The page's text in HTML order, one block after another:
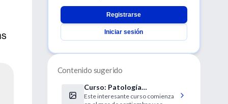
Registrarse
Iniciar sesión
Contenido sugerido
Curso: Patología
Pancreática: Clínica y
Este interesante curso comienza